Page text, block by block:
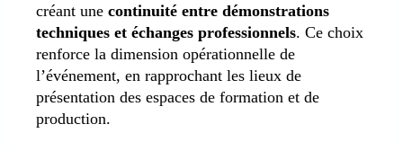
créant une continuité entre démonstrations
techniques et échanges professionnels. Ce choix
renforce la dimension opérationnelle de
l’événement, en rapprochant les lieux de
présentation des espaces de formation et de
production.